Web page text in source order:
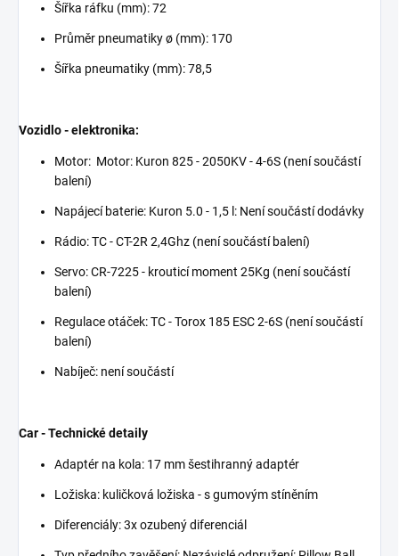
Šířka ráfku (mm): 72
Průměr pneumatiky ø (mm): 170
Šířka pneumatiky (mm): 78,5
Vozidlo - elektronika:
Motor: Motor: Kuron 825 - 2050KV - 4-6S (není součástí
balení)
Napájecí baterie: Kuron 5.0 - 1,5 l: Není součástí dodávky
Rádio: TC - CT-2R 2,4Ghz (není součástí balení)
Servo: CR-7225 - krouticí moment 25Kg (není součástí
balení)
Regulace otáček: TC - Torox 185 ESC 2-6S (není součástí
balení)
Nabíječ: není součástí
Car - Technické detaily
Adaptér na kola: 17 mm šestihranný adaptér
Ložiska: kuličková ložiska - s gumovým stíněním
Diferenciály: 3x ozubený diferenciál